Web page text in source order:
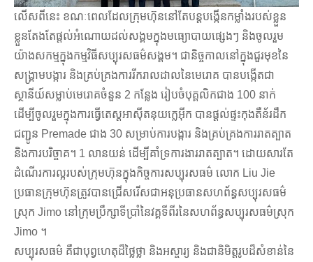
លើសពីនេះ ខណៈពេលដែលក្រុមហ៊ុននៅតែបន្តបង្កើនកម្លាំងរបស់ខ្លួន
ខ្លួនតែងតែផ្តល់អំណោយដល់សង្គមក្នុងមធ្យោបាយផ្សេងៗ និងចូលរួម
យ៉ាងសកម្មក្នុងកម្មវិធីសប្បុរសធម៌សង្គម។ ជានិច្ចកាលនៅក្នុងជួរមុខនៃ
សង្រ្គាមបង្ការ និងគ្រប់គ្រងការរីករាលដាលនៃមេរោគ បានបង្កើតជា
ស្ថានីយ៍សម្លាប់មេរោគចំនួន 2 កន្លែង រៀបចំបុគ្គលិកជាង 100 នាក់
ដើម្បីចូលរួមក្នុងការធ្វើតេស្តអាស៊ីតនុយក្លេអ៊ីក បានផ្តល់ផ្ទះកុងតឺន័រដឹក
ជញ្ជូន Premade ជាង 30 សម្រាប់ការបង្ការ និងគ្រប់គ្រងការរាតត្បាត
និងការបរិច្ចាគ។ 1 លានយន់ ដើម្បីគាំទ្រការងាររាតត្បាត។ ដោយសារតែ
ដំណើរការល្អរបស់ក្រុមហ៊ុនក្នុងកិច្ចការសប្បុរសធម៌ លោក Liu Jie
ប្រធានក្រុមហ៊ុនត្រូវបានជ្រើសរើសជាអនុប្រធានសហព័ន្ធសប្បុរសធម៌
ស្រុក Jimo នៅក្រុមប្រឹក្សាទីប្រាំនៃវគ្គទីពីរនៃសហព័ន្ធសប្បុរសធម៌ស្រុក
Jimo ។
សប្បុរសធម៌ គឺជាបុព្វហេតុដ៏ថ្លៃថ្លា និងអស្ចារ្យ និងជានិមិត្តរូបដ៏សំខាន់នៃ